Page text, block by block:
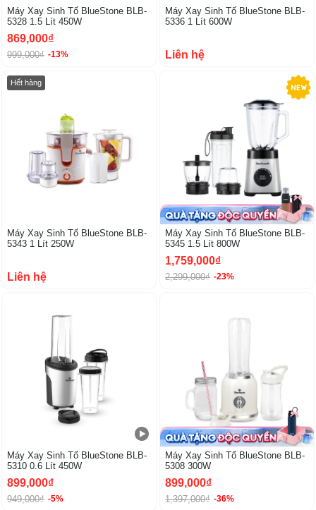
Máy Xay Sinh Tố BlueStone BLB-
5328 1.5 Lít 450W
869,000₫
999,000₫ -13%
Máy Xay Sinh Tố BlueStone BLB-
5336 1 Lít 600W
Liên hệ
Hết hàng
Máy Xay Sinh Tố BlueStone BLB-
5343 1 Lít 250W
Liên hệ
Máy Xay Sinh Tố BlueStone BLB-
5345 1.5 Lít 800W
1,759,000₫
2,299,000₫ -23%
Máy Xay Sinh Tố BlueStone BLB-
5310 0.6 Lít 450W
899,000₫
949,000₫ -5%
Máy Xay Sinh Tố BlueStone BLB-
5308 300W
899,000₫
1,397,000₫ -36%